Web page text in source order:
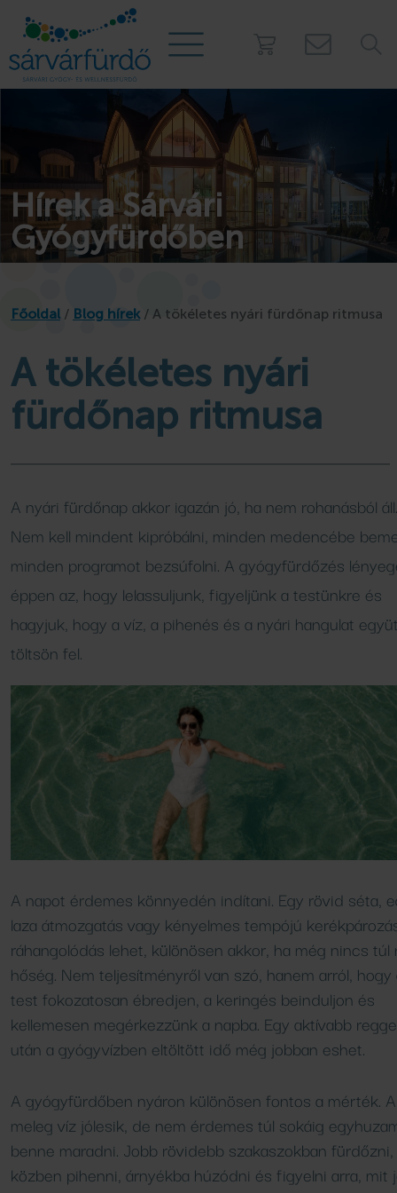
Családi
FÜRDŐ
Medencék
Csúszdák
SZAUNA
Szaunavilág
Szaunaszeánszok
VENDÉGLÁTÁS
Vendéglátóhelyeink
Mobilházak a
Wellness
AJÁNLATOK
Aktuális ajánlataink
Áraink
SPA SHOP
Naturkozmetikumok
PROGRAMOK
Táborok
Kalóztábor
Gézengúz tábor
Kamasz tábor
Story Camp - Sátortábor
Osztálykirándulás
Játszóház
Programok, hírek
Hírek a Sárvári
Gyógyfürdőben
Főoldal / Blog hírek / A tökéletes nyári fürdőnap ritmusa
A tökéletes nyári
fürdőnap ritmusa
A nyári fürdőnap akkor igazán jó, ha nem rohanásból áll.
Nem kell mindent kipróbálni, minden medencébe
minden programot bezsúfolni. A gyógyfürdőzés
éppen az, hogy lelassuljunk, figyeljünk a testünkre és
hagyjuk, hogy a víz, a pihenés és a nyári hangulat
töltsön fel.
A napot érdemes könnyedén indítani. Egy rövid séta,
laza átmozgatás vagy kényelmes tempójú
ráhangolódás lehet, különösen akkor, ha még nincs túl
hőség. Nem teljesítményről van szó, hanem arról, hogy
test fokozatosan ébredjen, a keringés beinduljon és
kellemesen megérkezzünk a napba. Egy aktívabb
után a gyógyvízben eltöltött idő még jobban eshet.
A gyógyfürdőben nyáron különösen fontos a mérték. A
meleg víz jólesik, de nem érdemes túl sokáig
benne maradni. Jobb rövidebb szakaszokban fürdőzni,
közben pihenni, árnyékba húzódni és figyelni arra, mit